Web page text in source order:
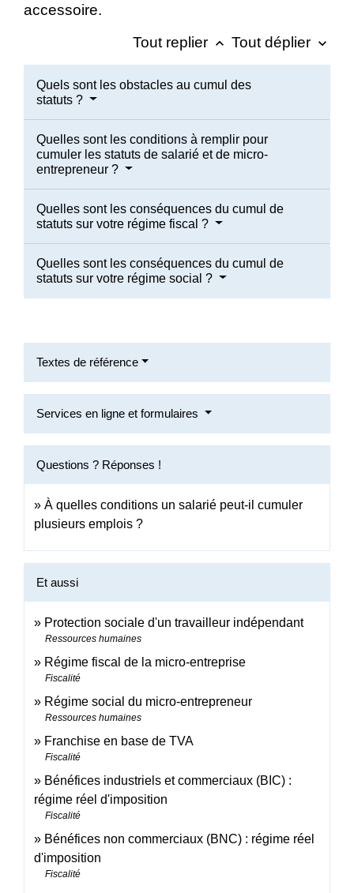
accessoire.
Tout replier keyboard_arrow_up Tout déplier keyboard_arrow_down
Quels sont les obstacles au cumul des
statuts ?
Quelles sont les conditions à remplir pour
cumuler les statuts de salarié et de micro-
entrepreneur ?
Quelles sont les conséquences du cumul de
statuts sur votre régime fiscal ?
Quelles sont les conséquences du cumul de
statuts sur votre régime social ?
Textes de référence
Services en ligne et formulaires
Questions ? Réponses !
À quelles conditions un salarié peut-il cumuler
plusieurs emplois ?
Et aussi
Protection sociale d'un travailleur indépendant
Ressources humaines
Régime fiscal de la micro-entreprise
Fiscalité
Régime social du micro-entrepreneur
Ressources humaines
Franchise en base de TVA
Fiscalité
Bénéfices industriels et commerciaux (BIC) :
régime réel d'imposition
Fiscalité
Bénéfices non commerciaux (BNC) : régime réel
d'imposition
Fiscalité